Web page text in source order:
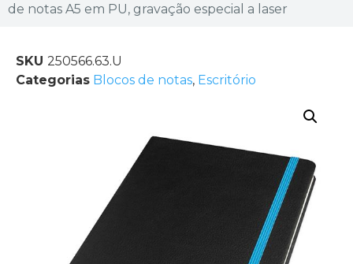
de notas A5 em PU, gravação especial a laser
SKU 250566.63.U
Categorias Blocos de notas, Escritório